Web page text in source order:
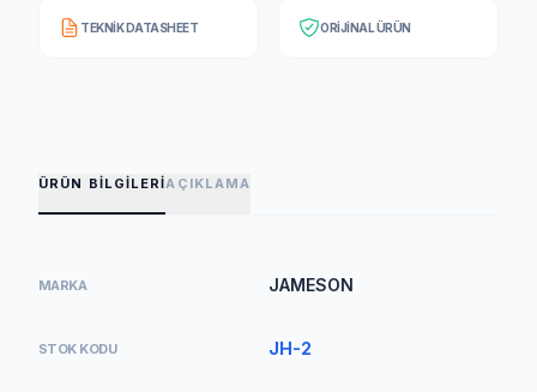
TEKNIK DATASHEET ORIJINAL ÜRÜN
ÜRÜN BILGILERIAÇIKLAMA
MARKA JAMESON
STOK KODU JH-2